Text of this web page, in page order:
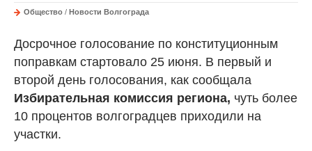
Общество / Новости Волгограда
Досрочное голосование по конституционным
поправкам стартовало 25 июня. В первый и
второй день голосования, как сообщала
Избирательная комиссия региона, чуть более
10 процентов волгоградцев приходили на
участки.